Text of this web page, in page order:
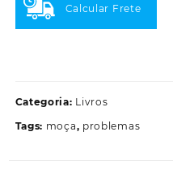
Calcular Frete
Categoria: Livros
Tags: moça, problemas